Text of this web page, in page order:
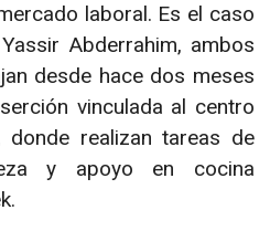
laboral. Es el caso
Abderrahim, ambos
desde hace dos meses
vinculada al centro
donde realizan tareas de
y apoyo en cocina